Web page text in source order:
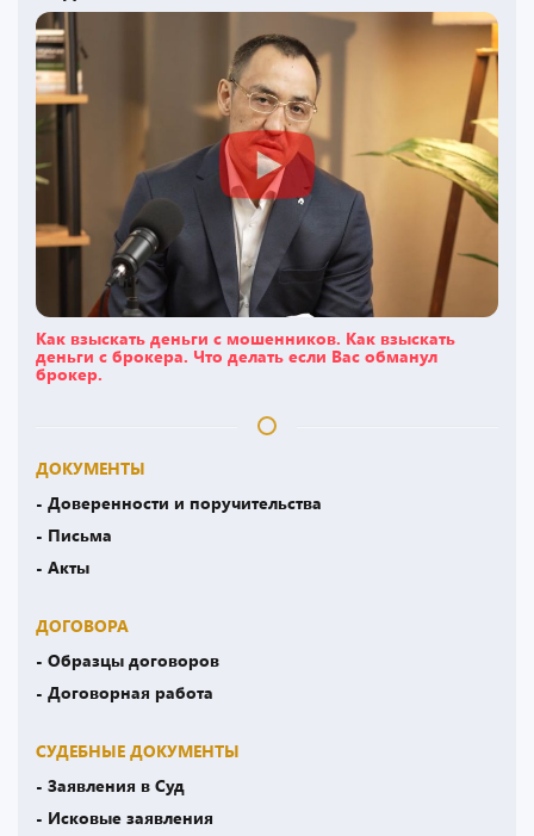
Как взыскать деньги с мошенников. Как взыскать
деньги с брокера. Что делать если Вас обманул
брокер.
ДОКУМЕНТЫ
- Доверенности и поручительства
- Письма
- Акты
ДОГОВОРА
- Образцы договоров
- Договорная работа
СУДЕБНЫЕ ДОКУМЕНТЫ
- Заявления в Суд
- Исковые заявления